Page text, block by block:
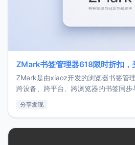
ZMark书签管理器618限时折扣，
ZMark是由xiaoz开发的浏览器书签管
跨设备、跨平台、跨浏览器的书签同步
用，让管理更高效。ZMark官网地址：
分享发现